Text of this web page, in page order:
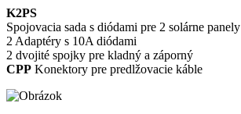
K2PS
Spojovacia sada s diódami pre 2 solárne panely
2 Adaptéry s 10A diódami
2 dvojité spojky pre kladný a záporný
CPP Konektory pre predlžovacie káble